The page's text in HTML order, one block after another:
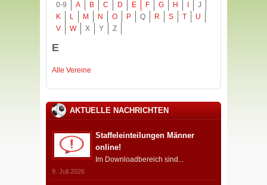
0-9 A B C D E F G H
J
K
L M N O P Q R S T
U
V
W X Y Z
E
Alle Vereine
AKTUELLE NACHRICHTEN
Staffeleinteilungen Männer
online!
Im Downloadbereich sind...
9. Juli 2026